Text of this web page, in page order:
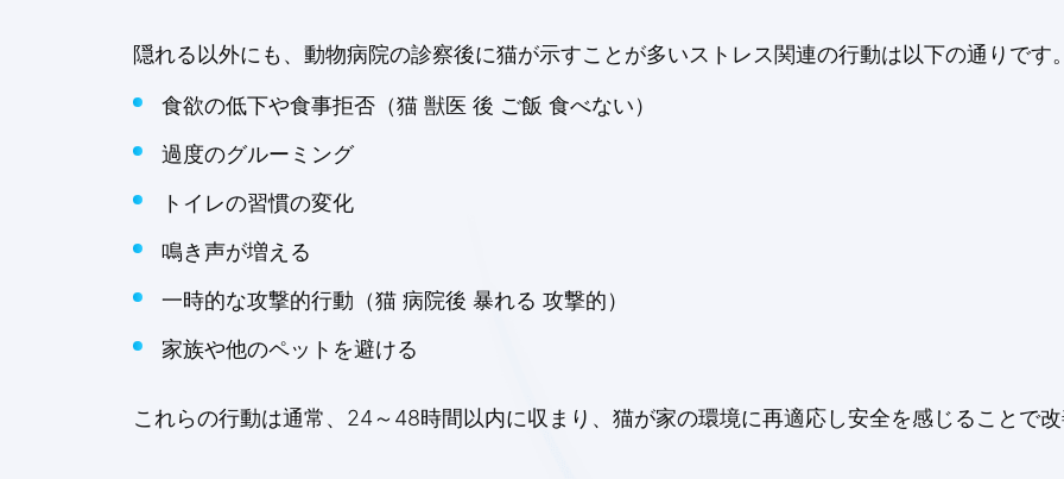
隠れる以外にも、動物病院の診察後に猫が示すことが多いストレス関連の行動は以下の通りです。
食欲の低下や食事拒否（猫 獣医 後 ご飯 食べない）
過度のグルーミング
トイレの習慣の変化
鳴き声が増える
一時的な攻撃的行動（猫 病院後 暴れる 攻撃的）
家族や他のペットを避ける
これらの行動は通常、24～48時間以内に収まり、猫が家の環境に再適応し安全を感じることで改